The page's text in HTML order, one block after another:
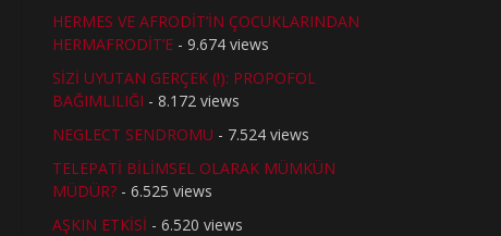
HERMES VE AFRODİT’İN ÇOCUKLARINDAN
HERMAFRODİT’E - 9.674 views
SİZİ UYUTAN GERÇEK (!): PROPOFOL
BAĞIMLILIĞI - 8.172 views
NEGLECT SENDROMU - 7.524 views
TELEPATİ BİLİMSEL OLARAK MÜMKÜN
MÜDÜR? - 6.525 views
AŞKIN ETKİSİ - 6.520 views